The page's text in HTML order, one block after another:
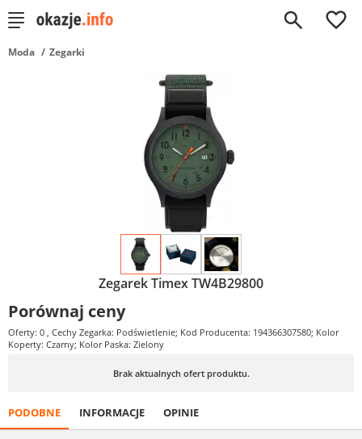
0
Moda Zegarki
Zegarek Timex TW4B29800
Porównaj ceny
Oferty: 0 , Cechy Zegarka: Podświetlenie; Kod Producenta: 194366307580; Kolor
Koperty: Czarny; Kolor Paska: Zielony
Brak aktualnych ofert produktu.
PODOBNE INFORMACJE OPINIE